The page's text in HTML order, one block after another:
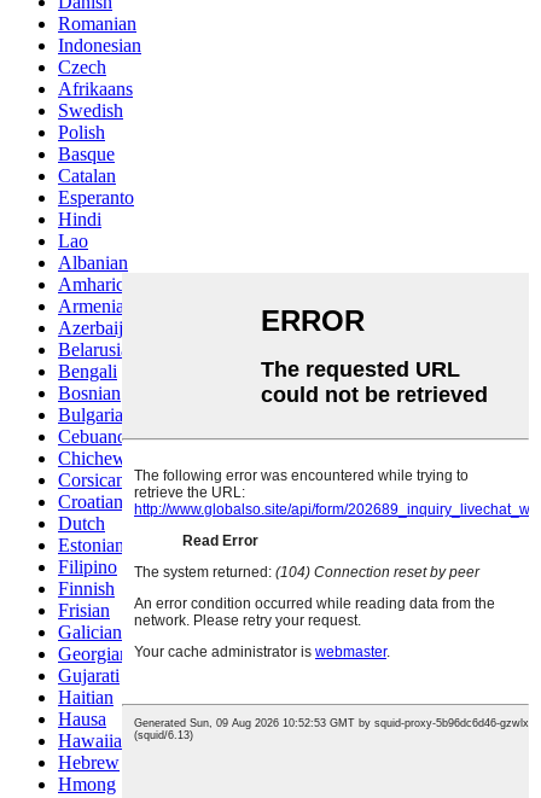
Romanian
Indonesian
Czech
Afrikaans
Swedish
Polish
Basque
Catalan
Esperanto
Hindi
Lao
Albanian
Amharic
Armenian
Azerbaijani
Belarusian
Bengali
Bosnian
Bulgarian
Cebuano
Chichewa
Corsican
Croatian
Dutch
Estonian
Filipino
Finnish
Frisian
Galician
Georgian
Gujarati
Haitian
Hausa
Hawaiian
Hebrew
Hmong